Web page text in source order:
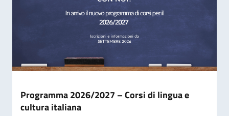
Programma 2026/2027 – Corsi di lingua e
cultura italiana